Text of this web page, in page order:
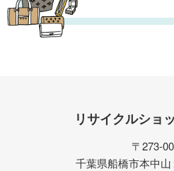
リサイクルショ
〒273-
千葉県船橋市本中